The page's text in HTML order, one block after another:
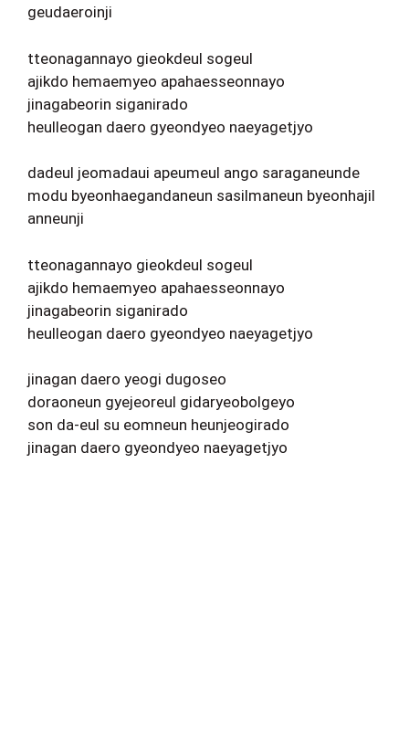
geudaeroinji
tteonagannayo gieokdeul sogeul
ajikdo hemaemyeo apahaesseonnayo
jinagabeorin siganirado
heulleogan daero gyeondyeo naeyagetjyo
dadeul jeomadaui apeumeul ango saraganeunde
modu byeonhaegandaneun sasilmaneun byeonhajil
anneunji
tteonagannayo gieokdeul sogeul
ajikdo hemaemyeo apahaesseonnayo
jinagabeorin siganirado
heulleogan daero gyeondyeo naeyagetjyo
jinagan daero yeogi dugoseo
doraoneun gyejeoreul gidaryeobolgeyo
son da-eul su eomneun heunjeogirado
jinagan daero gyeondyeo naeyagetjyo